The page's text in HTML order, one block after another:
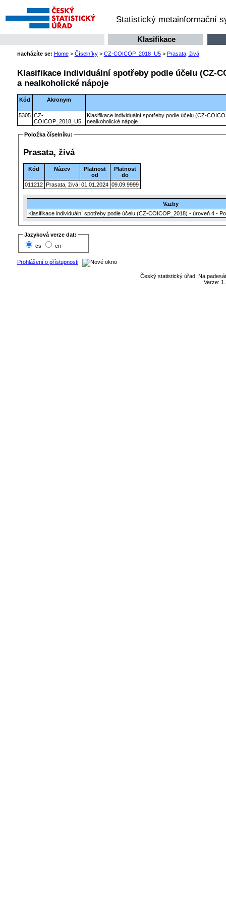
Statistický metainformační
Klasifikace
nacházíte se: Home> Číselníky> CZ-COICOP_2018_U5> Prasata, živá
Klasifikace individuální spotřeby podle účelu (CZ-
a nealkoholické nápoje
Kód Akronym
5305 CZ-
COICOP_2018_U5
Klasifikace individuální spotřeby podle účelu (CZ-
nealkoholické nápoje
Položka číselníku:
Prasata, živá
Kód Název
Platnost
od
Platnost
do
011212 Prasata, živá 01.01.2024 09.09.9999
Vazby
Klasifikace individuální spotřeby podle účelu (CZ-COICOP_2018) - úroveň 4 -
Jazyková verze dat:
cs
en
Prohlášení o přístupnosti
Český statistický úřad, Na
Verze: